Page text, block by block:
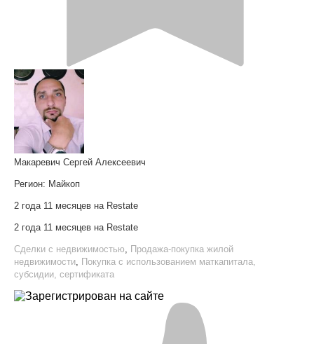
Макаревич Сергей Алексеевич
Регион: Майкоп
2 года 11 месяцев на Restate
2 года 11 месяцев на Restate
Сделки с недвижимостью, Продажа-покупка жилой
недвижимости, Покупка с использованием маткапитала,
субсидии, сертификата